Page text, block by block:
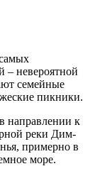
– невероятной
семейные
пикники.
направлении к
реки Дим-
примерно в
море.